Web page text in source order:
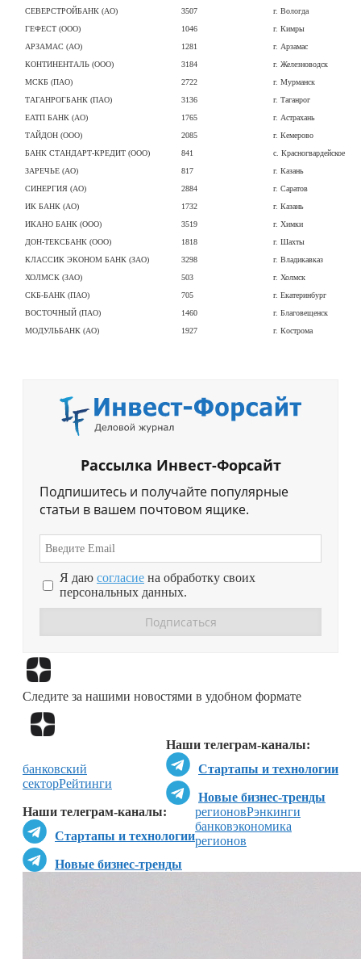
СЕВЕРСТРОЙБАНК (АО) 3507
г. Вологда
ГЕФЕСТ (ООО)
1046
г. Кимры
АРЗАМАС (АО)
1281
г. Арзамас
КОНТИНЕНТАЛЬ (ООО)
3184
г. Железноводск
МСКБ (ПАО)
2722
г. Мурманск
ТАГАНРОГБАНК (ПАО)
3136
г. Таганрог
ЕАТП БАНК (АО)
1765
г. Астрахань
ТАЙДОН (ООО)
2085
г. Кемерово
БАНК СТАНДАРТ-КРЕДИТ (ООО)
841
с. Красногвардейское
ЗАРЕЧЬЕ (АО)
817
г. Казань
СИНЕРГИЯ (АО)
2884
г. Саратов
ИК БАНК (АО)
1732
г. Казань
ИКАНО БАНК (ООО)
3519
г. Химки
ДОН-ТЕКСБАНК (ООО)
1818
г. Шахты
КЛАССИК ЭКОНОМ БАНК (ЗАО)
3298
г. Владикавказ
ХОЛМСК (ЗАО)
503
г. Холмск
СКБ-БАНК (ПАО)
705
г. Екатеринбург
ВОСТОЧНЫЙ (ПАО)
1460
г. Благовещенск
МОДУЛЬБАНК (АО)
1927 г. Кострома
Рассылка Инвест-Форсайт
Подпишитесь и получайте популярные
статьи в вашем почтовом ящике.
Я даю согласие на обработку своих
персональных данных.
Следите за нашими новостями в удобном формате
Наши телеграм-каналы:
Стартапы и технологии
Новые бизнес-тренды
Наши телеграм-каналы:
Стартапы и технологии
Новые бизнес-тренды
банковский
секторРейтинги
регионовРэнкинги
банковэкономика
регионов